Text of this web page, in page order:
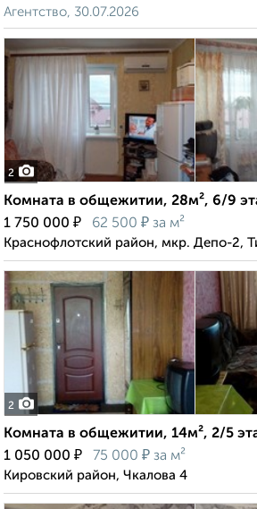
Агентство, 30.07.2026
2
Комната в общежитии, 28м², 6/9
1 750 000 ₽ 62 500 ₽ за м²
Краснофлотский район, мкр. Депо-2,
2
Комната в общежитии, 14м², 2/5
1 050 000 ₽ 75 000 ₽ за м²
Кировский район, Чкалова 4